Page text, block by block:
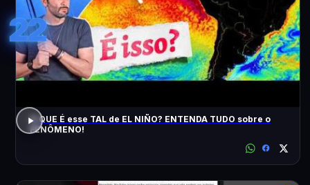
22
O QUE É esse TAL de EL NIÑO? ENTENDA TUDO sobre o
FENÔMENO!